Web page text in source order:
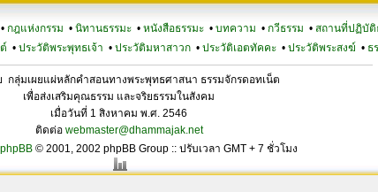
• กฎแห่งกรรม • นิทานธรรมะ • หนังสือธรรมะ • บทความ • กวีธรรม • สถานที่ปฏิบัติ
• ประวัติพระพุทธเจ้า • ประวัติมหาสาวก• ประวัติเอตทัคคะ• ประวัติพระสงฆ์ • ธ
กลุ่มเผยแผ่หลักคำสอนทางพระพุทธศาสนา ธรรมจักรดอทเน็ต
เพื่อส่งเสริมคุณธรรม และจริยธรรมในสังคม
เมื่อวันที่ 1 สิงหาคม พ.ศ. 2546
ติดต่อ webmaster@dhammajak.net
phpBB © 2001, 2002 phpBB Group :: ปรับเวลา GMT + 7 ชั่วโมง